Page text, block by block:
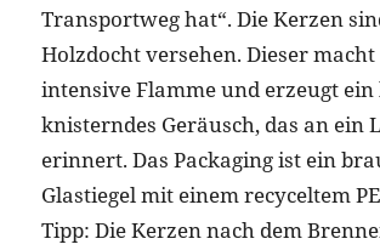
Transportweg hat“. Die Kerzen
Holzdocht versehen. Dieser macht
intensive Flamme und erzeugt ein
knisterndes Geräusch, das an ein
erinnert. Das Packaging ist ein
Glastiegel mit einem recyceltem
Tipp: Die Kerzen nach dem